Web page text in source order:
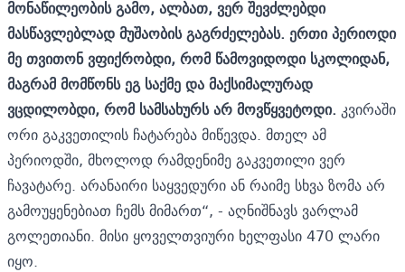
მონაწილეობის გამო, ალბათ, ვერ შევძლებდი
მასწავლებლად მუშაობის გაგრძელებას. ერთი პერიოდი
მე თვითონ ვფიქრობდი, რომ წამოვიდოდი სკოლიდან,
მაგრამ მომწონს ეგ საქმე და მაქსიმალურად
ვცდილობდი, რომ სამსახურს არ მოვწყვეტოდი. კვირაში
ორი გაკვეთილის ჩატარება მიწევდა. მთელ ამ
პერიოდში, მხოლოდ რამდენიმე გაკვეთილი ვერ
ჩავატარე. არანაირი საყვედური ან რაიმე სხვა ზომა არ
გამოუყენებიათ ჩემს მიმართ“, - აღნიშნავს ვარლამ
გოლეთიანი. მისი ყოველთვიური ხელფასი 470 ლარი
იყო.